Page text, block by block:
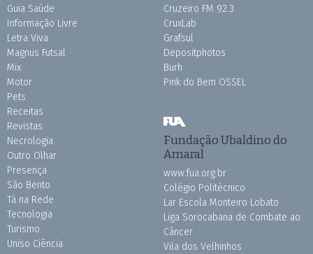
Guia Saúde
Informação Livre
Letra Viva
Magnus Futsal
Mix
Motor
Pets
Receitas
Revistas
Necrologia
Outro Olhar
Presença
São Bento
Tá na Rede
Tecnologia
Turismo
Uniso Ciência
Cruzeiro FM 92.3
CruxLab
Grafsul
Depositphotos
Burh
Pink do Bem OSSEL
Fundação Ubaldino do
Amaral
www.fua.org.br
Colégio Politécnico
Lar Escola Monteiro Lobato
Liga Sorocabana de Combate ao
Câncer
Vila dos Velhinhos